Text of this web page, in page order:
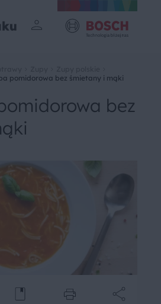
pomidorowa bez śmietany i mąki
bez